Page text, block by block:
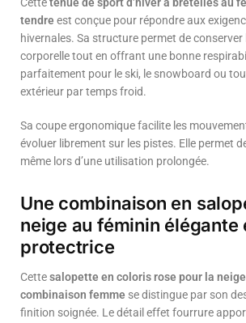
Cettetenue de sport d’hiver à bretelles au
tendre est conçue pour répondre aux
hivernales. Sa structure permet de conserver
corporelle tout en offrant une bonne
parfaitement pour le ski, le snowboard ou
extérieur par temps froid.
Sa coupe ergonomique facilite les
évoluer librement sur les pistes. Elle permet
même lors d’une utilisation prolongée.
Une combinaison en
neige au féminin élégante
protectrice
Cettesalopette en coloris rose pour la
combinaison femme se distingue par son
finition soignée. Le détail effet fourrure